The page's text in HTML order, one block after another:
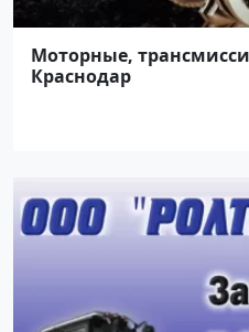
Моторные,
Краснодар